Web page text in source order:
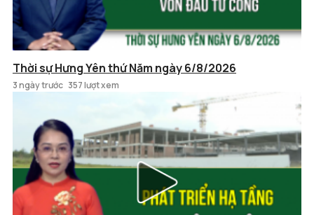
Thời sự Hưng Yên thứ Năm ngày 6/8/2026
3 ngày trước 357 lượt xem